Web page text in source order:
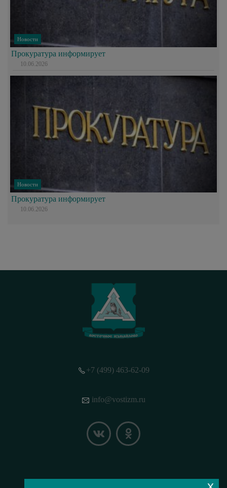
Новости
Прокуратура информирует
10.06.2026
Новости
Прокуратура информирует
10.06.2026
+7 (499) 463-62-09
info@vostizm.ru